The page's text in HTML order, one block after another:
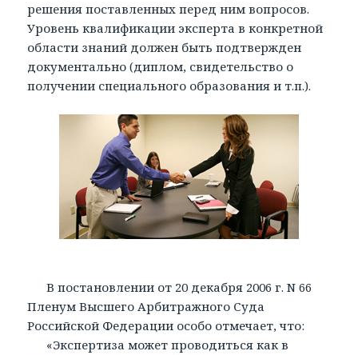
решения поставленных перед ним вопросов.
Уровень квалификации эксперта в конкретной
области знаний должен быть подтвержден
документально (диплом, свидетельство о
получении специального образования и т.п.).
В постановлении от 20 декабря 2006 г. N 66
Пленум Высшего Арбитражного Суда
Российской Федерации особо отмечает, что:
«Экспертиза может проводиться как в